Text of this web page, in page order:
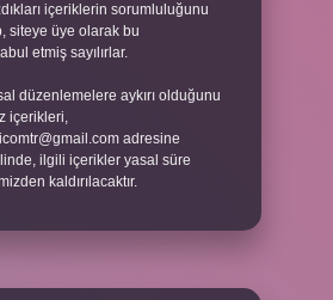
içeriklerin sorumluluğunu
siteye üye olarak bu
etmiş sayılırlar.
düzenlemelere aykırı olduğunu
içerikleri,
adresine
ilgili içerikler yasal süre
kaldırılacaktır.